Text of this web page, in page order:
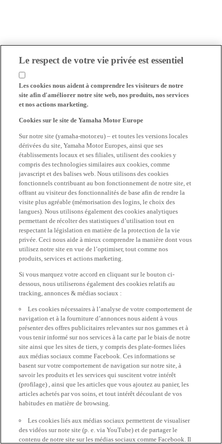
Le respect de votre vie privée est essentiel
Les cookies nous aident à comprendre les visiteurs de notre
site afin d'améliorer notre site web, nos produits, nos services
et nos actions marketing.
Cookies sur le site de Yamaha Motor Europe
Sur notre site (yamaha-motor.eu) – et toutes les versions locales
dérivées du site, Yamaha Motor Europes, ainsi que ses
établissements locaux et ses filiales, utilisent des cookies y
compris des technologies similaires aux cookies, comme
javascript et des balises web. Nous utilisons des cookies
fonctionnels contribuant au bon fonctionnement de notre site, et
offrant au visiteur des fonctionnalités de base afin de rendre la
visite plus agréable (mémorisation des logins, le choix des
langues). Nous utilisons également des cookies analytiques
permettant de récolter des statistiques d’utilisation tout en
respectant la législation en matière de la protection de la vie
privée. Ceci nous aide à mieux comprendre la manière dont vous
utilisez notre site en vue de l’optimiser, tout comme nos
produits, services et actions marketing.
Si vous marquez votre accord en cliquant sur le bouton ci-
dessous, nous utiliserons également des cookies relatifs au
tracking, annonces & médias sociaux :
Les cookies nécessaires à l’analyse de votre comportement de
navigation et à la fourniture d’annonces nous aident à vous
présenter des offres publicitaires relevantes sur nos gammes et à
vous tenir informé sur nos services à la carte par le biais de notre
site ainsi que les sites de tiers, y compris des plate-formes liées
aux médias sociaux comme Facebook. Ces informations se
basent sur votre comportement de navigation sur notre site, à
savoir les produits et les services qui suscitent votre intérêt
(profilage) , ainsi que les articles que vous ajoutez au panier, les
articles achetés par vos soins, et tout intérêt découlant de vos
habitudes en matière de browsing.
Les cookies liés aux médias sociaux permettent de visualiser
des vidéos sur note site (p. e. via YouTube) et de partager le
contenu de notre site sur les médias sociaux comme Facebook. Il